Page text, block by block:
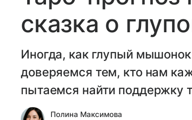
сказка о
Иногда, как глупый
доверяемся тем, кто нам
пытаемся найти поддержку
Полина Максимова